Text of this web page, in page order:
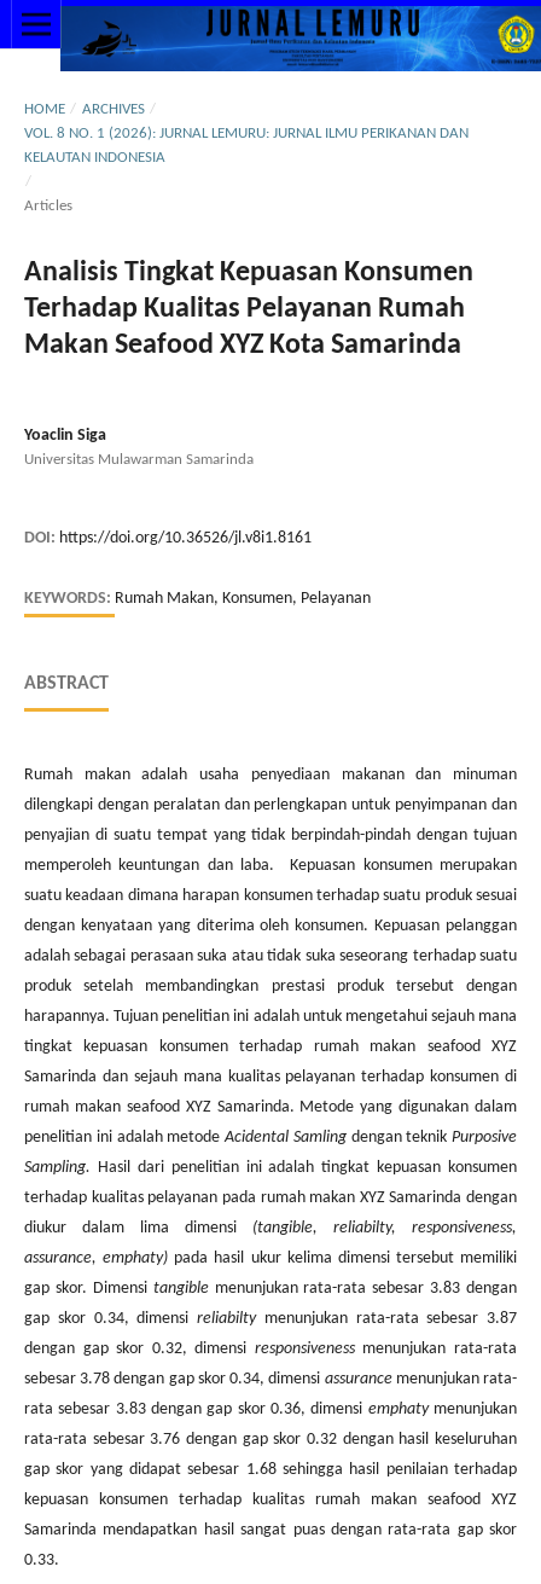
HOME / ARCHIVES /
VOL. 8 NO. 1 (2026): JURNAL LEMURU: JURNAL ILMU PERIKANAN DAN
KELAUTAN INDONESIA
/
Articles
Analisis Tingkat Kepuasan Konsumen
Terhadap Kualitas Pelayanan Rumah
Makan Seafood XYZ Kota Samarinda
Yoaclin Siga
Universitas Mulawarman Samarinda
DOI: https://doi.org/10.36526/jl.v8i1.8161
KEYWORDS: Rumah Makan, Konsumen, Pelayanan
ABSTRACT
Rumah makan adalah usaha penyediaan makanan dan minuman
dilengkapi dengan peralatan dan perlengkapan untuk penyimpanan dan
penyajian di suatu tempat yang tidak berpindah-pindah dengan tujuan
memperoleh keuntungan dan laba. Kepuasan konsumen merupakan
suatu keadaan dimana harapan konsumen terhadap suatu produk sesuai
dengan kenyataan yang diterima oleh konsumen. Kepuasan pelanggan
adalah sebagai perasaan suka atau tidak suka seseorang terhadap suatu
produk setelah membandingkan prestasi produk tersebut dengan
harapannya. Tujuan penelitian ini adalah untuk mengetahui sejauh mana
tingkat kepuasan konsumen terhadap rumah makan seafood XYZ
Samarinda dan sejauh mana kualitas pelayanan terhadap konsumen di
rumah makan seafood XYZ Samarinda. Metode yang digunakan dalam
penelitian ini adalah metodeAcidental Samling dengan teknik Purposive
Sampling. Hasil dari penelitian ini adalah tingkat kepuasan konsumen
terhadap kualitas pelayanan pada rumah makan XYZ Samarinda dengan
diukur dalam lima dimensi (tangible, reliabilty, responsiveness,
assurance, emphaty) pada hasil ukur kelima dimensi tersebut memiliki
gap skor. Dimensi tangible menunjukan rata-rata sebesar 3.83 dengan
gap skor 0.34, dimensi reliabilty menunjukan rata-rata sebesar 3.87
dengan gap skor 0.32, dimensi responsiveness menunjukan rata-rata
sebesar 3.78 dengan gap skor 0.34, dimensi assurance menunjukan rata-
rata sebesar 3.83 dengan gap skor 0.36, dimensi emphaty menunjukan
rata-rata sebesar 3.76 dengan gap skor 0.32 dengan hasil keseluruhan
gap skor yang didapat sebesar 1.68 sehingga hasil penilaian terhadap
kepuasan konsumen terhadap kualitas rumah makan seafood XYZ
Samarinda mendapatkan hasil sangat puas dengan rata-rata gap skor
0.33.